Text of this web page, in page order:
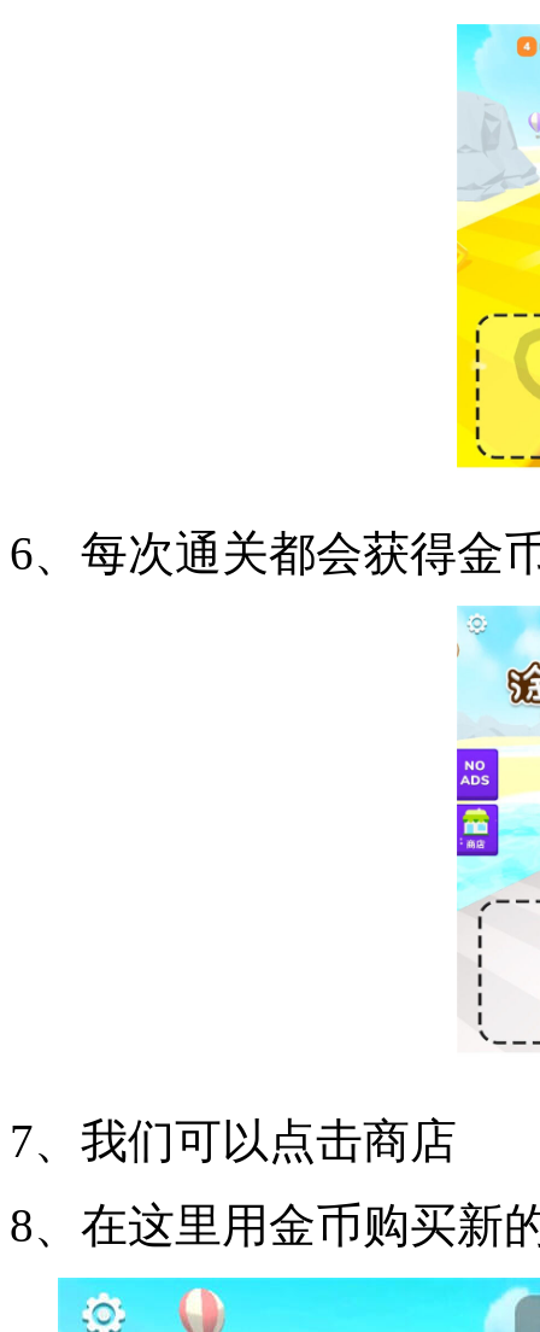
6、每次通关都会获得金
7、我们可以点击商店
8、在这里用金币购买新